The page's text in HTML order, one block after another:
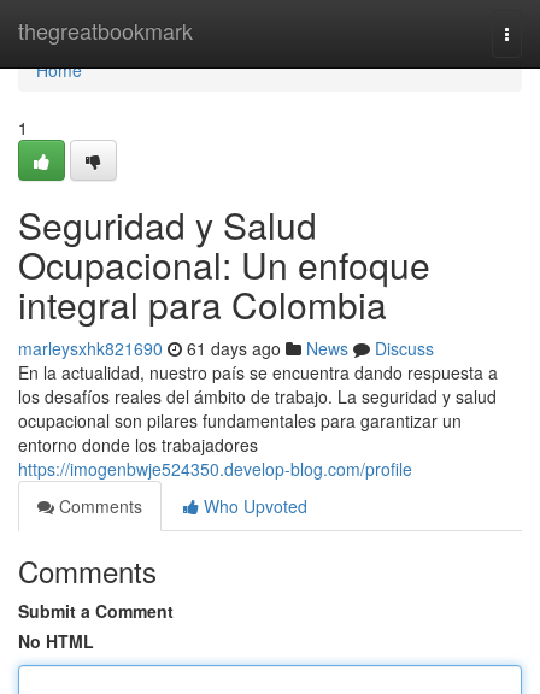
thegreatbookmark
Home
Home
1
Seguridad y Salud
Ocupacional: Un enfoque
integral para Colombia
marleysxhk821690 61 days ago News
Discuss
En la actualidad, nuestro país se encuentra dando respuesta a
los desafíos reales del ámbito de trabajo. La seguridad y salud
ocupacional son pilares fundamentales para garantizar un
entorno donde los trabajadores
https://imogenbwje524350.develop-blog.com/profile
Comments
Who Upvoted
Comments
Submit a Comment
No HTML